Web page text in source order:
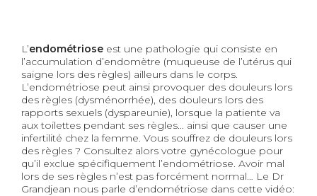
L’endométriose est une pathologie qui consiste en
l’accumulation d’endomètre (muqueuse de l’utérus qui
saigne lors des règles) ailleurs dans le corps.
L’endométriose peut ainsi provoquerdes douleurs lors
des règles (dysménorrhée), des douleurs lors des
rapports sexuels (dyspareunie), lorsque la patiente va
aux toilettes pendant ses règles… ainsi que causer une
infertilité chez la femme. Vous souffrez de douleurs lors
des règles ? Consultez alors votre gynécologue pour
qu’il exclue spécifiquement l’endométriose. Avoir mal
lors de ses règles n’est pas forcément normal… Le Dr
Grandjean nous parle d’endométriose dans cette vidéo: